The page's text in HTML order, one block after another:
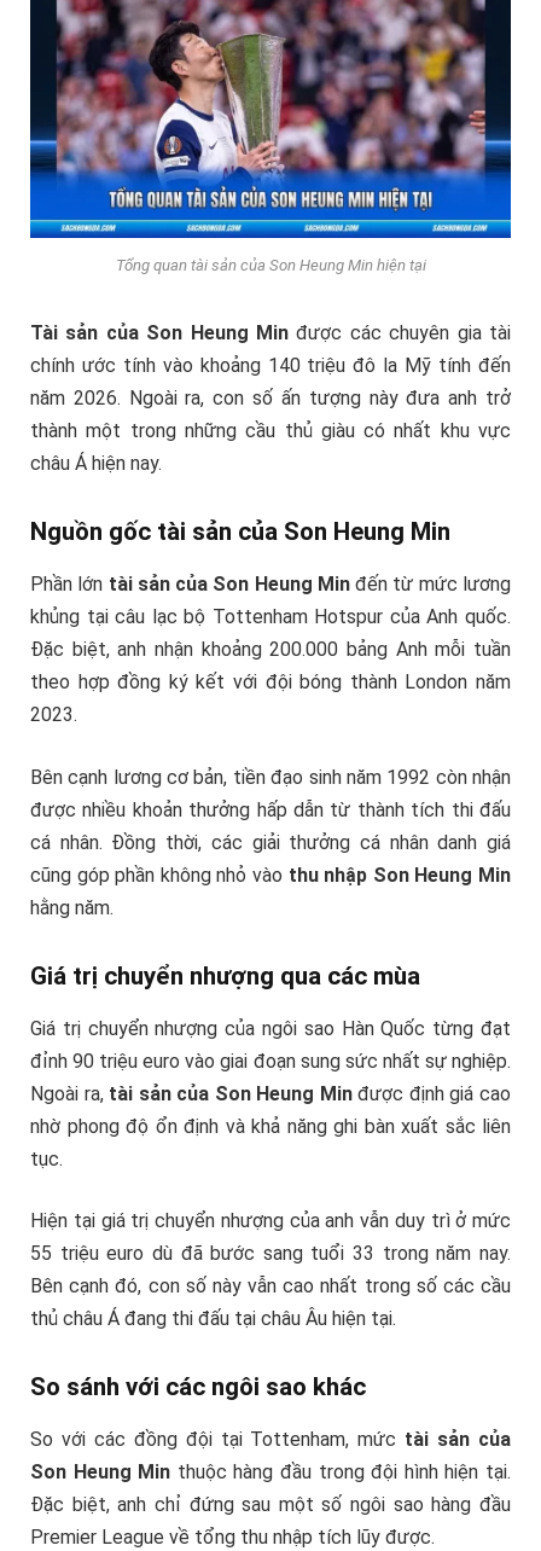
Tổng quan tài sản của Son Heung Min hiện tại
Tài sản của Son Heung Min được các chuyên gia tài
chính ước tính vào khoảng 140 triệu đô la Mỹ tính đến
năm 2026. Ngoài ra, con số ấn tượng này đưa anh trở
thành một trong những cầu thủ giàu có nhất khu vực
châu Á hiện nay.
Nguồn gốc tài sản của Son Heung Min
Phần lớn tài sản của Son Heung Minđến từ mức lương
khủng tại câu lạc bộ Tottenham Hotspur của Anh quốc.
Đặc biệt, anh nhận khoảng 200.000 bảng Anh mỗi tuần
theo hợp đồng ký kết với đội bóng thành London năm
2023.
Bên cạnh lương cơ bản, tiền đạo sinh năm 1992 còn nhận
được nhiều khoản thưởng hấp dẫn từ thành tích thi đấu
cá nhân. Đồng thời, các giải thưởng cá nhân danh giá
cũng góp phần không nhỏ vào thu nhập Son Heung Min
hằng năm.
Giá trị chuyển nhượng qua các mùa
Giá trị chuyển nhượng của ngôi sao Hàn Quốc từng đạt
đỉnh 90 triệu euro vào giai đoạn sung sức nhất sự nghiệp.
Ngoài ra, tài sản của Son Heung Minđược định giá cao
nhờ phong độ ổn định và khả năng ghi bàn xuất sắc liên
tục.
Hiện tại giá trị chuyển nhượng của anh vẫn duy trì ở mức
55 triệu euro dù đã bước sang tuổi 33 trong năm nay.
Bên cạnh đó, con số này vẫn cao nhất trong số các cầu
thủ châu Á đang thi đấu tại châu Âu hiện tại.
So sánh với các ngôi sao khác
So với các đồng đội tại Tottenham, mức tài sản của
Son Heung Min thuộc hàng đầu trong đội hình hiện tại.
Đặc biệt, anh chỉ đứng sau một số ngôi sao hàng đầu
Premier League về tổng thu nhập tích lũy được.